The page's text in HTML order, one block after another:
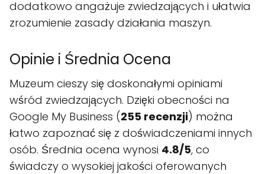
dodatkowo angażuje zwiedzających i ułatwia
zrozumienie zasady działania maszyn.
Opinie i Średnia Ocena
Muzeum cieszy się doskonałymi opiniami
wśród zwiedzających. Dzięki obecności na
Google My Business (255 recenzji) można
łatwo zapoznać się z doświadczeniami innych
osób. Średnia ocena wynosi 4.8/5, co
świadczy o wysokiej jakości oferowanych